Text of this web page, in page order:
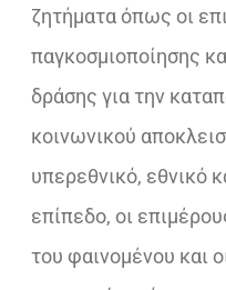
ζητήματα όπως οι
παγκοσμιοποίησης
δράσης για την
κοινωνικού
υπερεθνικό, εθνικό
επίπεδο, οι
του φαινομένου και